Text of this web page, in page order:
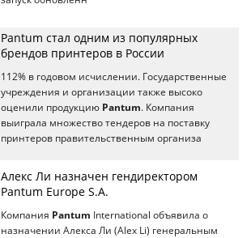
Pantum стал одним из популярных
брендов принтеров в России
112% в годовом исчислении. Государственные
учреждения и организации также высоко
оценили продукцию Pantum. Компания
выиграла множество тендеров на поставку
принтеров правительственным организа
Алекс Ли назначен гендиректором
Pantum Europe S.A.
Компания Pantum International объявила о
назначении Алекса Ли (Alex Li) генеральным